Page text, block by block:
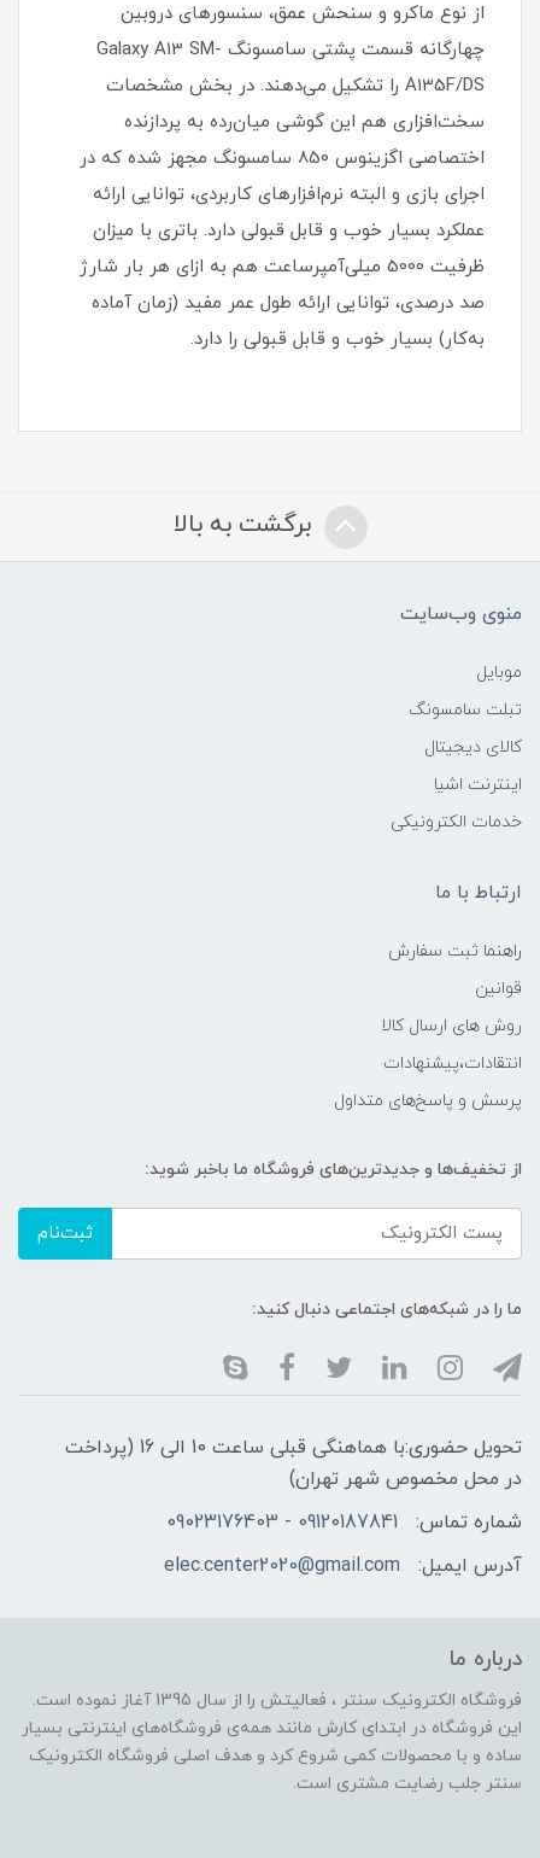
از نوع ماکرو و سنحش عمق، سنسور‌های دروبین
چهارگانه قسمت پشتی سامسونگ Galaxy A13 SM-
A135F/DS را تشکیل می‌دهند. در بخش مشخصات
سخت‌افزاری هم این گوشی میان‌رده به پردازنده
اختصاصی اگزینوس 850 سامسونگ مجهز شده که در
اجرای بازی و البته نرم‌افزار‌های کاربردی، توانایی ارائه
عملکرد بسیار خوب و قابل قبولی دارد. باتری با میزان
ظرفیت 5000 میلی‌آمپر‌ساعت هم به ازای هر بار شارژ
صد درصدی، توانایی ارائه طول عمر مفید (زمان آماده
به‌کار) بسیار خوب و قابل قبولی را دارد.
برگشت به بالا
منوی وب‌سایت
موبایل
تبلت سامسونگ
کالای دیجیتال
اینترنت اشیا
خدمات الکترونیکی
ارتباط با ما
راهنما ثبت سفارش
قوانین
روش های ارسال کالا
انتقادات،پیشنهادات
پرسش و پاسخ‌های متداول
از تخفیف‌ها و جدیدترین‌های فروشگاه ما باخبر شوید:
ثبت‌نام
ما را در شبکه‌های اجتماعی دنبال کنید:
تحویل حضوری:با هماهنگی قبلی ساعت 10 الی 16 (پرداخت
در محل مخصوص شهر تهران)
شماره تماس:
09120187841 - 09023176403
آدرس ایمیل:
elec.center2020@gmail.com
درباره ما
فروشگاه الکترونیک سنتر ، فعالیتش را از سال 1395 آغاز نموده است.
این فروشگاه در ابتدای کارش مانند همه‌ی فروشگاه‌های اینترنتی بسیار
ساده و با محصولات کمی شروع کرد و هدف اصلی فروشگاه الکترونیک
سنتر جلب رضایت مشتری است.